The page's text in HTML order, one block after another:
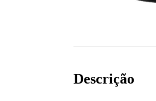
Descrição